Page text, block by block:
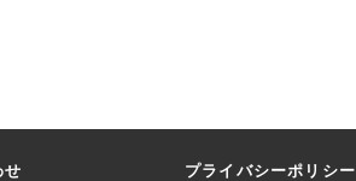
せ プライバシーポリシー